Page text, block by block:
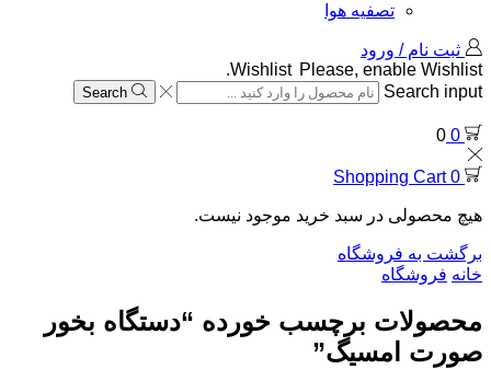
تصفیه هوا
ثبت نام / ورود
Wishlist Please, enable Wishlist.
Search input
Search
0
0
0
Shopping Cart
هیچ محصولی در سبد خرید موجود نیست.
برگشت به فروشگاه
خانه فروشگاه
محصولات برچسب خورده “دستگاه بخور
صورت امسیگ”